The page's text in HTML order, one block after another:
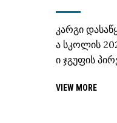
კარგი
ა სკოლის
ი ჯგუფის
VIEW MORE